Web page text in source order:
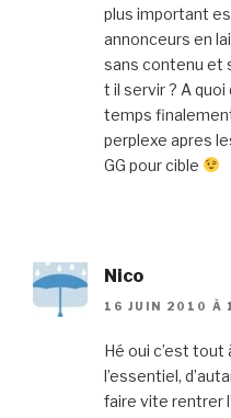
plus important
annonceurs en
sans contenu et
t il servir ? A
temps
perplexe apres
GG pour cible
Nico
16 JUIN 2010 À
Hé oui c’est
l’essentiel,
faire vite rentrer